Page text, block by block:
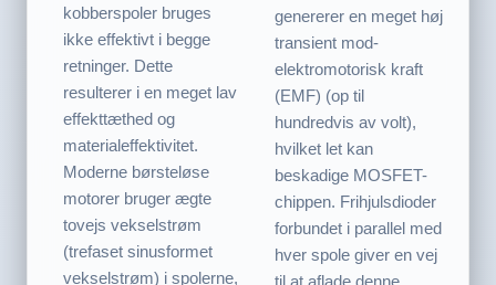
kobberspoler bruges
ikke effektivt i begge
retninger. Dette
resulterer i en meget lav
effekttæthed og
materialeffektivitet.
Moderne børsteløse
motorer bruger ægte
tovejs vekselstrøm
(trefaset sinusformet
vekselstrøm) i spolerne,
genererer en meget høj
transient mod-
elektromotorisk kraft
(EMF) (op til
hundredvis av volt),
hvilket let kan
beskadige MOSFET-
chippen. Frihjulsdioder
forbundet i parallel med
hver spole giver en vej
til at aflade denne